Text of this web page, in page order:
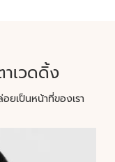
เวดดิ้ง
ยเป็นหน้าที่ของเรา